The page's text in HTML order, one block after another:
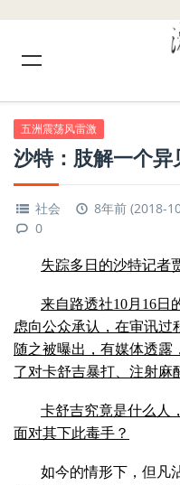
五洲震荡风雷激
沙特：肢解一个异
社会 8年前 (2018-
0
失踪多日的沙特记者
来自路透社10月16日
虑向公众承认，在审讯过
随之被曝出，有媒体透露
了对卡舒吉暴打、注射麻
卡舒吉究竟是什么人
面对其下此毒手？
如今的情形下，但凡